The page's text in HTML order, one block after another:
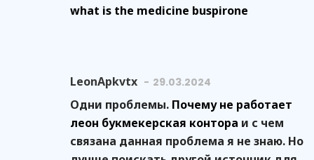
what is the medicine buspirone
LeonApkvtx 29.03.2024
Одни проблемы. Почему не работает
леон букмекерская контора и с чем
связана данная проблема я не знаю. Но